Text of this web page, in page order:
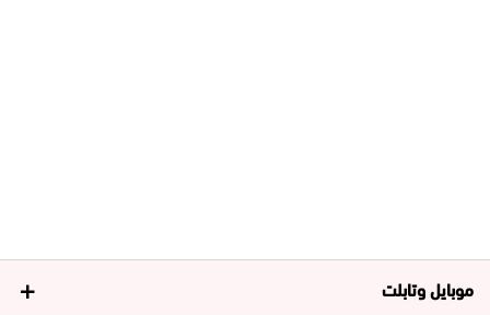
موبايل وتابلت